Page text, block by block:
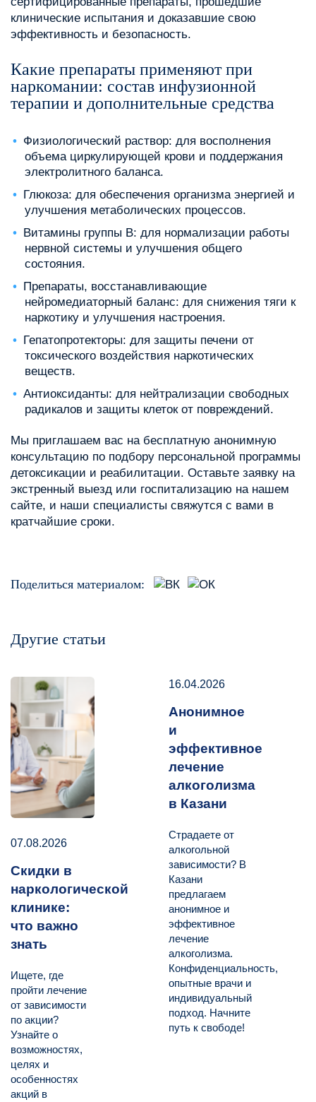
клинические испытания и доказавшие свою
эффективность и безопасность.
Какие препараты применяют при
наркомании: состав инфузионной
терапии и дополнительные средства
Физиологический раствор: для восполнения
объема циркулирующей крови и поддержания
электролитного баланса.
Глюкоза: для обеспечения организма энергией и
улучшения метаболических процессов.
Витамины группы B: для нормализации работы
нервной системы и улучшения общего
состояния.
Препараты, восстанавливающие
нейромедиаторный баланс: для снижения тяги к
наркотику и улучшения настроения.
Гепатопротекторы: для защиты печени от
токсического воздействия наркотических
веществ.
Антиоксиданты: для нейтрализации свободных
радикалов и защиты клеток от повреждений.
Мы приглашаем вас на бесплатную анонимную
консультацию по подбору персональной программы
детоксикации и реабилитации. Оставьте заявку на
экстренный выезд или госпитализацию на нашем
сайте, и наши специалисты свяжутся с вами в
кратчайшие сроки.
Поделиться материалом:
Другие статьи
07.08.2026
Скидки в
наркологической
клинике:
что важно
знать
Ищете, где
пройти лечение
от зависимости
по акции?
Узнайте о
возможностях,
целях и
особенностях
акций в
16.04.2026
Анонимное
и
эффективное
лечение
алкоголизма
в Казани
Страдаете от
алкогольной
зависимости? В
Казани
предлагаем
анонимное и
эффективное
лечение
алкоголизма.
Конфиденциальность,
опытные врачи и
индивидуальный
подход. Начните
путь к свободе!